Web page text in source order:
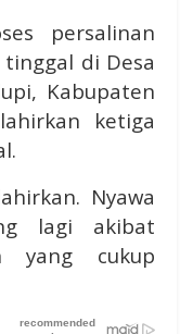
persalinan
tinggal di Desa
Kabupaten
ketiga
Nyawa
lagi akibat
yang cukup